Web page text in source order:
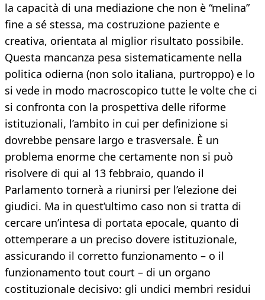
la capacità di una mediazione che non è “melina”
fine a sé stessa, ma costruzione paziente e
creativa, orientata al miglior risultato possibile.
Questa mancanza pesa sistematicamente nella
politica odierna (non solo italiana, purtroppo) e lo
si vede in modo macroscopico tutte le volte che ci
si confronta con la prospettiva delle riforme
istituzionali, l’ambito in cui per definizione si
dovrebbe pensare largo e trasversale. È un
problema enorme che certamente non si può
risolvere di qui al 13 febbraio, quando il
Parlamento tornerà a riunirsi per l’elezione dei
giudici. Ma in quest’ultimo caso non si tratta di
cercare un’intesa di portata epocale, quanto di
ottemperare a un preciso dovere istituzionale,
assicurando il corretto funzionamento – o il
funzionamento tout court – di un organo
costituzionale decisivo: gli undici membri residui